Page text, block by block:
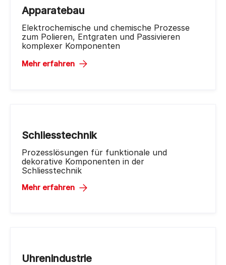
Apparatebau
Elektrochemische und chemische Prozesse
zum Polieren, Entgraten und Passivieren
komplexer Komponenten
Mehr erfahren
Schliesstechnik
Prozesslösungen für funktionale und
dekorative Komponenten in der
Schliesstechnik
Mehr erfahren
Uhrenindustrie